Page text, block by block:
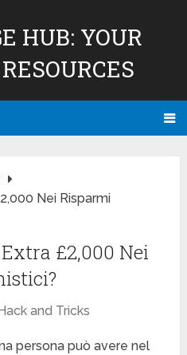
HUB: YOUR
Nei Risparmi
£2,000 Nei
Hack and Tricks
persona può avere nel